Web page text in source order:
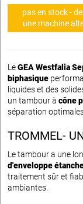
pas en stock -
une machine
LeGEA Westfalia
biphasique
liquides et des
un tambour à cône
séparation
TROMMEL-
Le tambour a une
d'enveloppe
traitement sûr et
ambiantes.